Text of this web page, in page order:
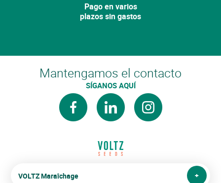
Pago en varios
plazos sin gastos
Mantengamos el contacto
SÍGANOS AQUÍ
facebooklinkedin instagram
VOLTZ Maraîchage